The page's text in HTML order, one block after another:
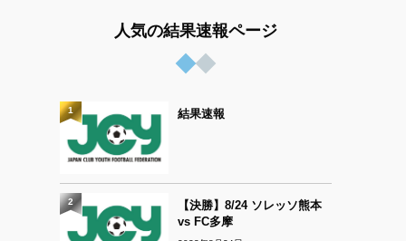
人気の結果速報ページ
結果速報
1
【決勝】8/24 ソレッソ熊本
vs FC多摩
2